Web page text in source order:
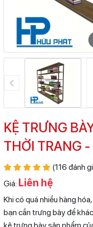
KỆ TRƯNG
THỜI TRANG
(116 đánh
Giá: Liên hệ
Khi có quá nhiều hàng
bạn cần trưng bày để